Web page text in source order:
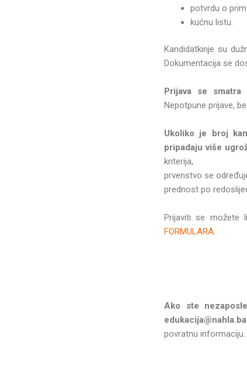
potvrdu o
kućnu listu.
Kandidatkinje su
Dokumentacija se
Prijava se
Nepotpune prijave,
Ukoliko je broj
pripadaju više
kriterija,
prvenstvo se
prednost po
Prijaviti se možete
FORMULARA.
Ako ste
povratnu informaciju.